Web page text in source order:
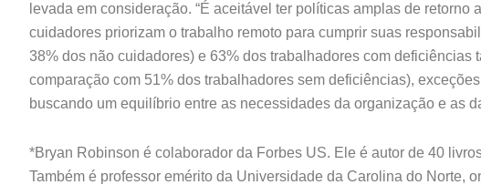
levada em consideração. “É aceitável ter políticas amplas de retorno
cuidadores priorizam o trabalho remoto para cumprir suas
38% dos não cuidadores) e 63% dos trabalhadores com deficiências
comparação com 51% dos trabalhadores sem deficiências),
buscando um equilíbrio entre as necessidades da organização e as
*Bryan Robinson é colaborador da Forbes US. Ele é autor de 40
Também é professor emérito da Universidade da Carolina do Norte,